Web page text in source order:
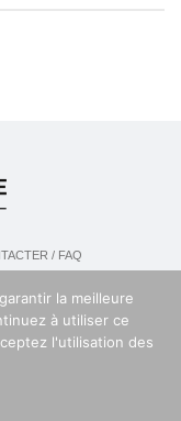
/ FAQ
la meilleure
à utiliser ce
l'utilisation des